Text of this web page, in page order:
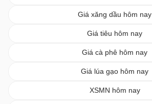
Giá xăng dầu hôm nay
Giá tiêu hôm nay
Giá cà phê hôm nay
Giá lúa gạo hôm nay
XSMN hôm nay